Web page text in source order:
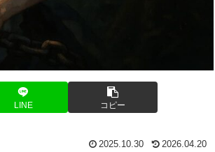
LINE コピー
2025.10.30 2026.04.20